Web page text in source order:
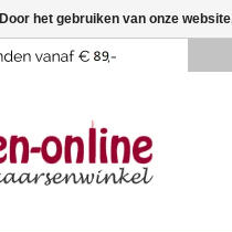
Door het gebruiken van onze